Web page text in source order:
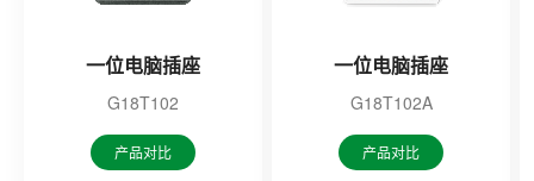
一位电脑插座
G18T102
产品对比
一位电脑插座
G18T102A
产品对比